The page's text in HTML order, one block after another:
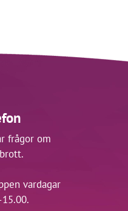
frågor om
vardagar